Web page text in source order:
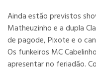
Ainda estão previstos
Matheuzinho e a dupla
de pagode, Pixote e o
Os funkeiros MC
apresentar no feriadão.